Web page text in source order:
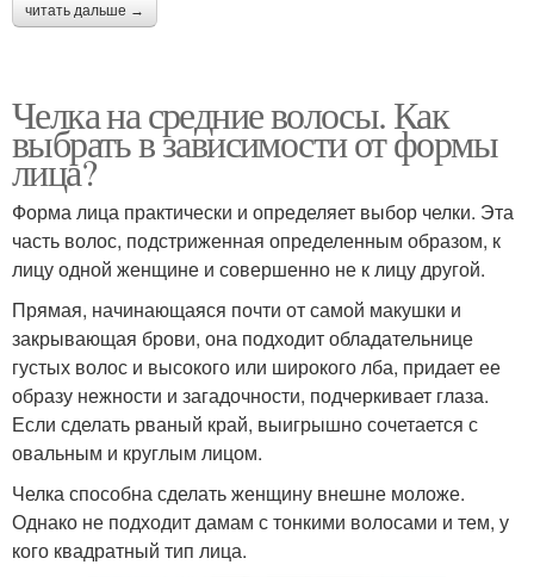
читать дальше →
Челка на средние волосы. Как
выбрать в зависимости от формы
лица?
Форма лица практически и определяет выбор челки. Эта
часть волос, подстриженная определенным образом, к
лицу одной женщине и совершенно не к лицу другой.
Прямая, начинающаяся почти от самой макушки и
закрывающая брови, она подходит обладательнице
густых волос и высокого или широкого лба, придает ее
образу нежности и загадочности, подчеркивает глаза.
Если сделать рваный край, выигрышно сочетается с
овальным и круглым лицом.
Челка способна сделать женщину внешне моложе.
Однако не подходит дамам с тонкими волосами и тем, у
кого квадратный тип лица.